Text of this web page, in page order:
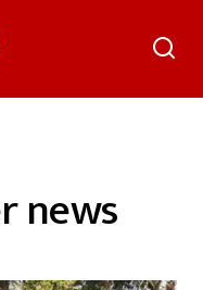
news